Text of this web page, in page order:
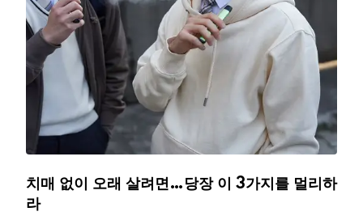
치매 없이 오래 살려면…당장 이 3가지를 멀리하
라